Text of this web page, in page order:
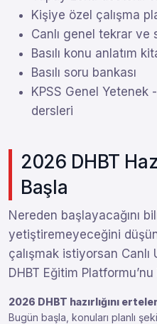
Kişiye özel çalışma
Canlı genel tekrar ve
Basılı konu anlatım
Basılı soru bankası
KPSS Genel Yetenek
dersleri
2026 DHBT
Başla
Nereden başlayacağını
yetiştiremeyeceğini
çalışmak istiyorsan
DHBT Eğitim
2026 DHBT hazırlığını
Bugün başla, konuları planlı